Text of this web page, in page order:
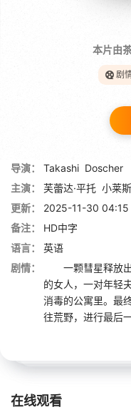
本片由
剧
导演： Takashi Doscher
主演：
芙蕾达·平托 小莱
更新：
2025-11-30 04:15
备注：
HD中字
语言：
英语
剧情：
一颗彗星释放出
的女人，一对年轻
消毒的公寓里。最
往荒野，进行最后
在线观看